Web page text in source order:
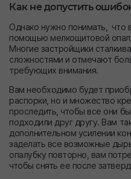
Как не допустить
Однако нужно понимать, что
помощью мелкощитовой
Многие застройщики
сложностями и отмечают
требующих внимания.
Вам необходимо будет
распорки, но и множество
проследить, чтобы все они
подходили друг другу. Вам
дополнительном усилении
заделать все возможные
опалубку повторно, вам
чтобы снять ее после